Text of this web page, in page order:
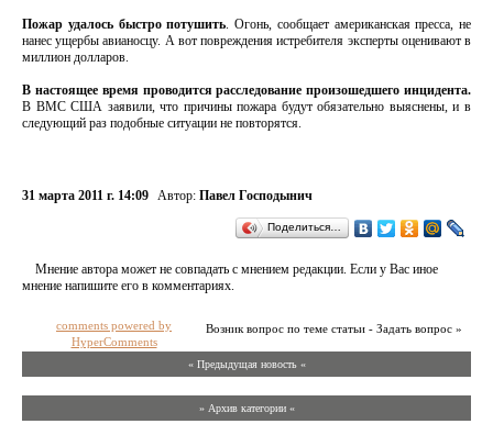
Пожар удалось быстро потушить. Огонь, сообщает американская пресса, не
нанес ущербы авианосцу. А вот повреждения истребителя эксперты оценивают в
миллион долларов.
В настоящее время проводится расследование произошедшего инцидента.
В ВМС США заявили, что причины пожара будут обязательно выяснены, и в
следующий раз подобные ситуации не повторятся.
31 марта 2011 г. 14:09 Автор: Павел Господынич
Поделиться…
Мнение автора может не совпадать с мнением редакции. Если у Вас иное
мнение напишите его в комментариях.
Возник вопрос по теме статьи - Задать вопрос »
comments powered by
HyperComments
« Предыдущая новость «
» Архив категории «